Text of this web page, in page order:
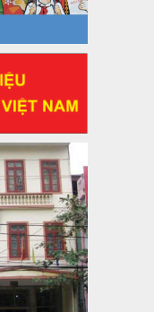
liên quan đến
cơ sở
triển đoàn viên,